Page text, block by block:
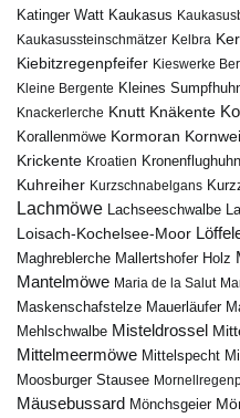
Katinger Watt Kaukasus
Kaukasussteinschmätzer Kelbra
Kiebitzregenpfeifer Kieswerke
Kleine Bergente Kleines
Knackerlerche Knutt Knäkente
Korallenmöwe Kormoran
Krickente Kroatien Kronenflughuhn
Kuhreiher Kurzschnabelgans
Lachmöwe Lachseeschwalbe
Loisach-Kochelsee-Moor
Maghreblerche Mallertshofer Holz
Mantelmöwe Maria de la Salut
Maskenschafstelze Mauerläufer
Mehlschwalbe Misteldrossel
Mittelmeermöwe Mittelspecht
Moosburger Stausee
Mäusebussard Mönchsgeier